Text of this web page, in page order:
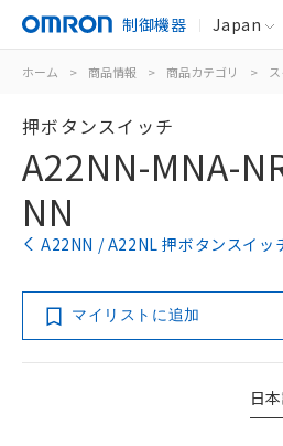
制御機器 Japan
ホーム > 商品情報 > 商品カテゴリ >
押ボタンスイッチ
A22NN-MNA-
NN
A22NN / A22NL 押ボタンスイッ
マイリストに追加
日